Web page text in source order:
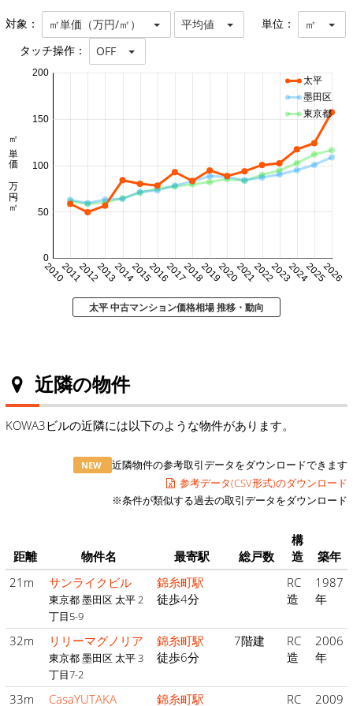
対象： ㎡単価（万円/㎡） 平均値 単位： ㎡
タッチ操作： OFF
20102011201220132014201520162017201820192020202120222023202420252026
0
50
100
150
200
㎡単価 万円/㎡
太平
墨田区
東京都
太平 中古マンション価格相場 推移・動向
近隣の物件
KOWA3ビルの近隣には以下のような物件があります。
NEW
近隣物件の参考取引データをダウンロードできます
参考データ(CSV形式)のダウンロード
※条件が類似する過去の取引データをダウンロード
距離 物件名 最寄駅 総戸数
構
造
築年
21m
サンライクビル
東京都 墨田区 太平 2
丁目5-9
錦糸町駅
徒歩4分
RC
造
1987
年
32m リリーマグノリア
東京都 墨田区 太平 3
丁目7-2
錦糸町駅
徒歩6分
7階建
RC
造
2006
年
33m CasaYUTAKA
錦糸町駅
RC
2009